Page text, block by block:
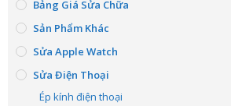
Bảng Giá Sửa Chữa
Sản Phẩm Khác
Sửa Apple Watch
Sửa Điện Thoại
Ép kính điện thoại